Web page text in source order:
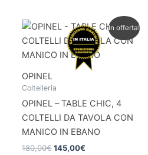
In offerta!
OPINEL
Coltelleria
OPINEL – TABLE CHIC, 4
COLTELLI DA TAVOLA CON
MANICO IN EBANO
180,00€
Il
prezzo
originale
era:
180,00€.
145,00€
Il
prezzo
attuale
è:
145,00€.